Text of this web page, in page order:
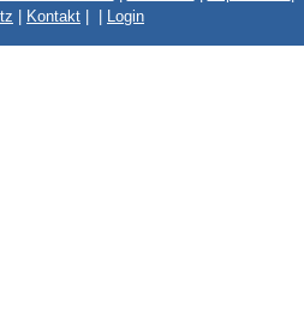
Kontakt Login